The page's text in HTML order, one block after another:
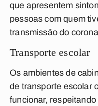
que apresentem
pessoas com quem
transmissão do
Transporte escolar
Os ambientes de
de transporte escolar
funcionar,